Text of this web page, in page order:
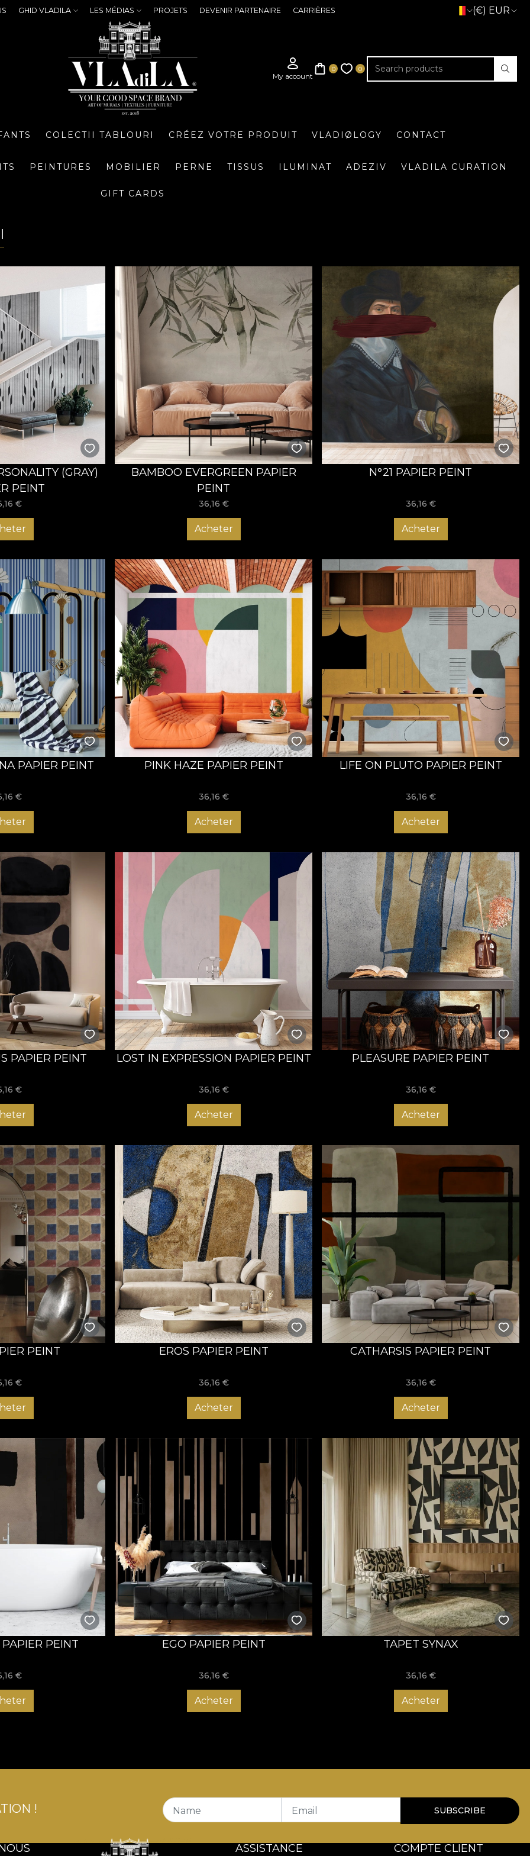
GHID VLADILA LES MÉDIAS PROJETS DEVENIR PARTENAIRE CARRIÈRES (€) EUR
COLECTII TABLOURI CRÉEZ VOTRE PRODUIT VLADIØLOGY CONTACT
PEINTURES MOBILIER PERNE TISSUS ILUMINAT ADEZIV VLADILA CURATION
GIFT CARDS
(GRAY)
PEINT
€
BAMBOO EVERGREEN PAPIER
PEINT
36,16 €
Acheter
N°21 PAPIER PEINT
36,16 €
Acheter
PAPIER PEINT
€
PINK HAZE PAPIER PEINT
36,16 €
Acheter
LIFE ON PLUTO PAPIER PEINT
36,16 €
Acheter
PAPIER PEINT
€
LOST IN EXPRESSION PAPIER PEINT
36,16 €
Acheter
PLEASURE PAPIER PEINT
36,16 €
Acheter
PEINT
€
EROS PAPIER PEINT
36,16 €
Acheter
CATHARSIS PAPIER PEINT
36,16 €
Acheter
PEINT
€
EGO PAPIER PEINT
36,16 €
Acheter
TAPET SYNAX
36,16 €
Acheter
! Name Email SUBSCRIBE
ASSISTANCE COMPTE CLIENT